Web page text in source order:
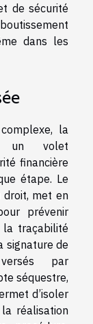
de sécurité
dans les
la
un volet
financière
étape. Le
met en
prévenir
traçabilité
signature de
par
séquestre,
d’isoler
réalisation